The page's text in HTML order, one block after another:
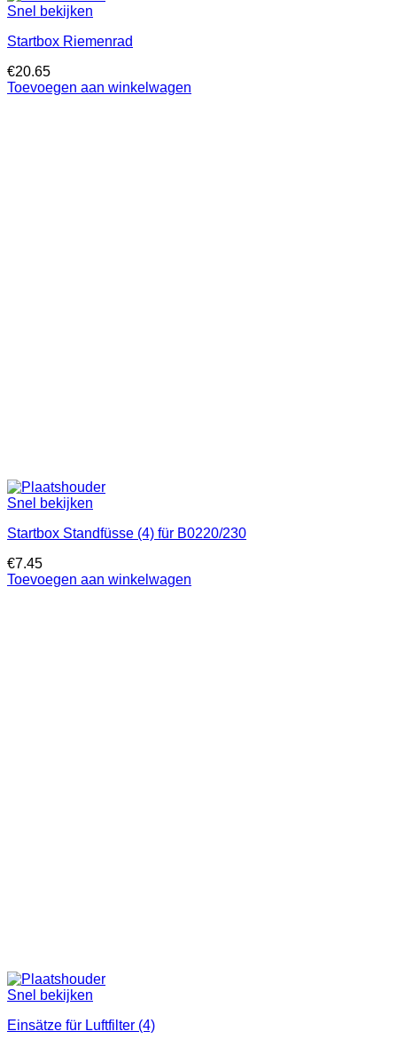
Snel bekijken
Startbox Riemenrad
€20.65
Toevoegen aan winkelwagen
Snel bekijken
Startbox Standfüsse (4) für B0220/230
€7.45
Toevoegen aan winkelwagen
Snel bekijken
Einsätze für Luftfilter (4)